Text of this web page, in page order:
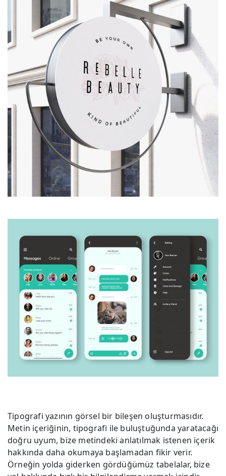
Tipografi yazının görsel bir bileşen oluşturmasıdır.
Metin içeriğinin, tipografi ile buluştuğunda yaratacağı
doğru uyum, bize metindeki anlatılmak istenen içerik
hakkında daha okumaya başlamadan fikir verir.
Örneğin yolda giderken gördüğümüz tabelalar, bize